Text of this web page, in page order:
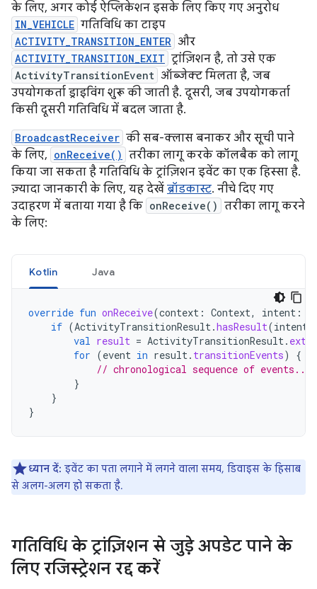
के लिए, अगर कोई ऐप्लिकेशन इसके लिए किए गए अनुरोध
IN_VEHICLE गतिविधि का टाइप
ACTIVITY_TRANSITION_ENTER और
ACTIVITY_TRANSITION_EXIT ट्रांज़िशन है, तो उसे एक
ActivityTransitionEvent ऑब्जेक्ट मिलता है, जब
उपयोगकर्ता ड्राइविंग शुरू की जाती है. दूसरी, जब उपयोगकर्ता
किसी दूसरी गतिविधि में बदल जाता है.
BroadcastReceiver की सब-क्लास बनाकर और सूची पाने
के लिए, onReceive() तरीका लागू करके कॉलबैक को लागू
किया जा सकता है गतिविधि के ट्रांज़िशन इवेंट का एक हिस्सा है.
ज़्यादा जानकारी के लिए, यह देखें ब्रॉडकास्ट. नीचे दिए गए
उदाहरण में बताया गया है कि onReceive() तरीका लागू करने
के लिए:
Kotlin Java
override fun onReceive(context : Context, intent :
if (ActivityTransitionResult.hasResult(intent
val result = ActivityTransitionResult.
for (event in result. transitionEvents)
{
// chronological sequence of events....
}
}
}
ध्यान दें: इवेंट का पता लगाने में लगने वाला समय, डिवाइस के हिसाब
से अलग-अलग हो सकता है.
गतिविधि के ट्रांज़िशन से जुड़े अपडेट पाने के
लिए रजिस्ट्रेशन रद्द करें